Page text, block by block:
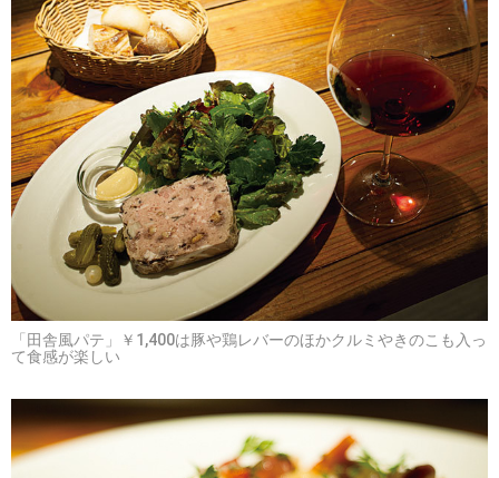
「田舎風パテ」￥1,400は豚や鶏レバーのほかクルミやきのこも入っ
て食感が楽しい